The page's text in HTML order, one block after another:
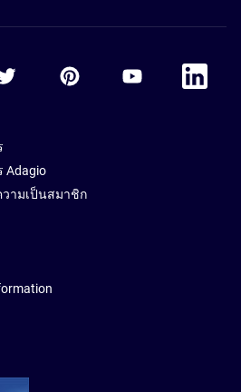
Accor TwitterAccor PinterestAccor Youtube
Accor
Adagio
ามเป็นสมาชิก